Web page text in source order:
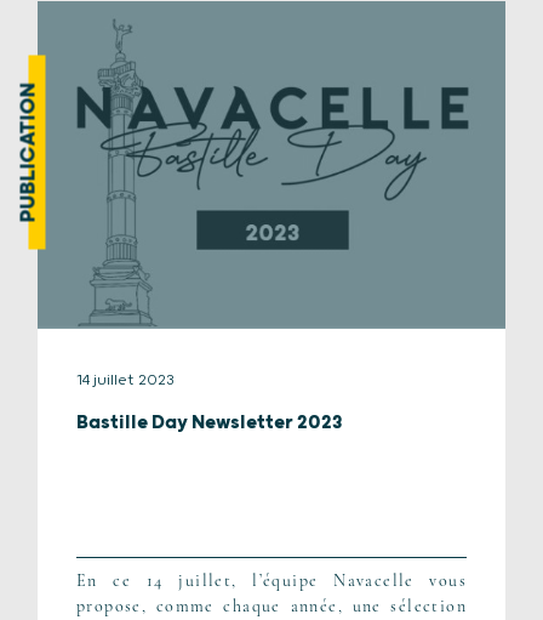
PUBLICATION
14 juillet 2023
Bastille Day Newsletter 2023
En ce 14 juillet, l’équipe Navacelle vous
propose, comme chaque année, une sélection